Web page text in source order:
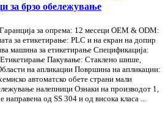
за брзо обележување
за опрема: 12 месеци OEM & ODM:
за етикетирање: PLC и на екран на допир
машина за етикетирање Спецификација:
Пакување: Стаклено шише,
на апликации Површина на апликации:
автоматско обете страни мали
налепници Ознаки на производот 1,
направена од SS 304 и од висока класа ...